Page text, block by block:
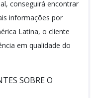
conseguirá encontrar
informações por
Latina, o cliente
em qualidade do
SOBRE O